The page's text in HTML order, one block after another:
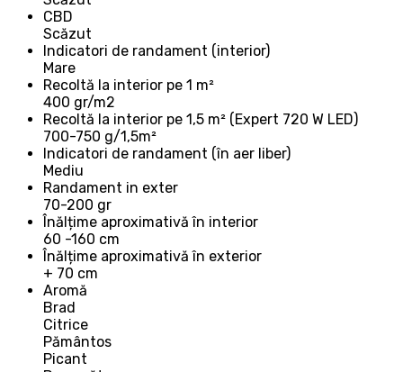
CBD
Scăzut
Indicatori de randament (interior)
Mare
Recoltă la interior pe 1 m²
400 gr/m2
Recoltă la interior pe 1,5 m² (Expert 720 W LED)
700-750 g/1,5m²
Indicatori de randament (în aer liber)
Mediu
Randament in exter
70-200 gr
Înălțime aproximativă în interior
60 -160 cm
Înălțime aproximativă în exterior
+ 70 cm
Aromă
Brad
Citrice
Pământos
Picant